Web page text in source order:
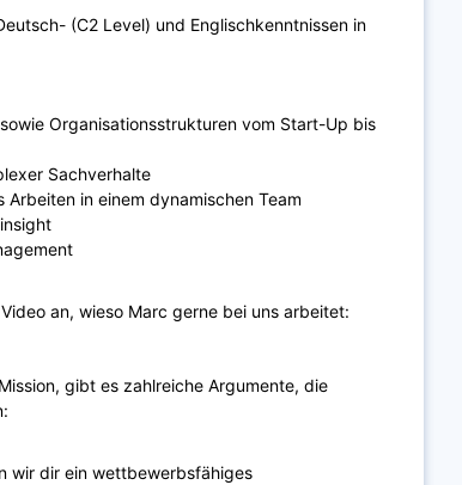
(C2 Level) und Englischkenntnissen in
Organisationsstrukturen vom Start-Up bis
Sachverhalte
in einem dynamischen Team
an, wieso Marc gerne bei uns arbeitet:
gibt es zahlreiche Argumente, die
wir dir ein wettbewerbsfähiges